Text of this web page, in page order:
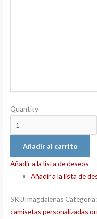
Quantity
Añadir al carrito
Añadir a la lista de deseos
Añadir a la lista de
SKU:magdalenas
camisetas personalizadas